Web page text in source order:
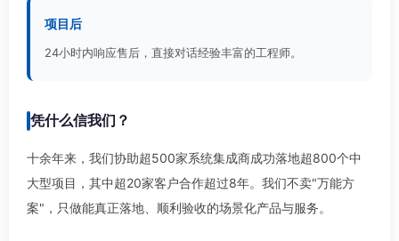
项目后
24小时内响应售后，直接对话经验丰富的工程师。
凭什么信我们？
十余年来，我们协助超500家系统集成商成功落地超800个中
大型项目，其中超20家客户合作超过8年。我们不卖"万能方
案"，只做能真正落地、顺利验收的场景化产品与服务。